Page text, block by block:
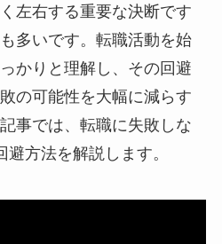
左右する重要な決断です
多いです。転職活動を始
かりと理解し、その回避
の可能性を大幅に減らす
事では、転職に失敗しな
方法を解説します。